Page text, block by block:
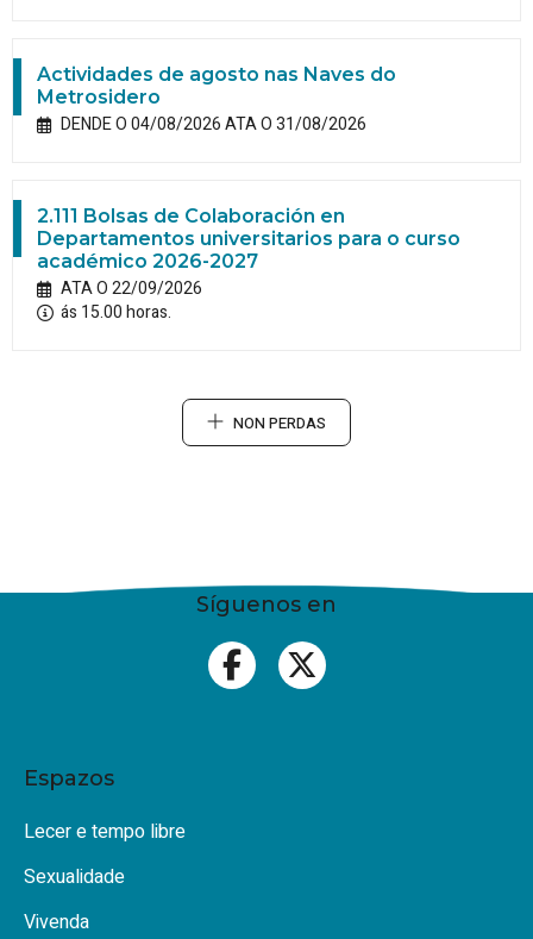
Actividades de agosto nas Naves do
Metrosidero
DENDE O 04/08/2026 ATA O 31/08/2026
2.111 Bolsas de Colaboración en
Departamentos universitarios para o curso
académico 2026-2027
ATA O 22/09/2026
ás 15.00 horas.
NON PERDAS
Síguenos en
Espazos
Lecer e tempo libre
Sexualidade
Vivenda